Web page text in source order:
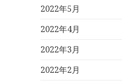
2022年5月
2022年4月
2022年3月
2022年2月